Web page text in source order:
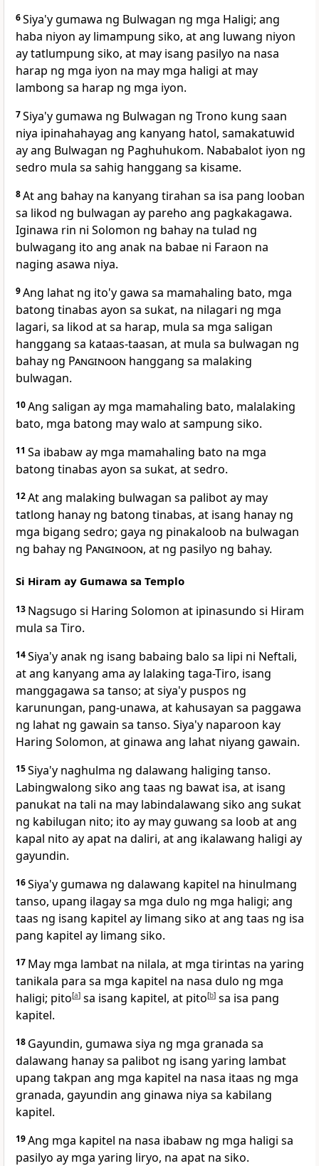
6Siya'y gumawa ng Bulwagan ng mga Haligi; ang
haba niyon ay limampung siko, at ang luwang niyon
ay tatlumpung siko, at may isang pasilyo na nasa
harap ng mga iyon na may mga haligi at may
lambong sa harap ng mga iyon.
7Siya'y gumawa ng Bulwagan ng Trono kung saan
niya ipinahahayag ang kanyang hatol, samakatuwid
ay ang Bulwagan ng Paghuhukom. Nababalot iyon ng
sedro mula sa sahig hanggang sa kisame.
8Atang bahay na kanyang tirahan sa isa pang looban
sa likod ng bulwagan ay pareho ang pagkakagawa.
Iginawa rin ni Solomon ng bahay na tulad ng
bulwagang ito ang anak na babae ni Faraon na
naging asawa niya.
9Ang lahat ng ito'y gawa sa mamahaling bato, mga
batong tinabas ayon sa sukat, na nilagari ng mga
lagari, sa likod at sa harap, mula sa mga saligan
hanggang sa kataas-taasan, at mula sa bulwagan ng
bahay ng Panginoon hanggang sa malaking
bulwagan.
10Ang saligan ay mga mamahaling bato, malalaking
bato, mga batong may walo at sampung siko.
11 Sa ibabaw ay mga mamahaling bato na mga
batong tinabas ayon sa sukat, at sedro.
12At ang malaking bulwagan sa palibot ay may
tatlong hanay ng batong tinabas, at isang hanay ng
mga bigang sedro; gaya ng pinakaloob na bulwagan
ng bahay ng Panginoon, at ng pasilyo ng bahay.
Si Hiram ay Gumawa sa Templo
13 Nagsugo si Haring Solomon at ipinasundo si Hiram
mula sa Tiro.
14Siya'y anak ng isang babaing balo sa lipi ni Neftali,
at ang kanyang ama ay lalaking taga-Tiro, isang
manggagawa sa tanso; at siya'y puspos ng
karunungan, pang-unawa, at kahusayan sa paggawa
ng lahat ng gawain sa tanso. Siya'y naparoon kay
Haring Solomon, at ginawa ang lahat niyang gawain.
15Siya'y naghulma ng dalawang haliging tanso.
Labingwalong siko ang taas ng bawat isa, at isang
panukat na tali na may labindalawang siko ang sukat
ng kabilugan nito; ito ay may guwang sa loob at ang
kapal nito ay apat na daliri, at ang ikalawang haligi ay
gayundin.
16Siya'y gumawa ng dalawang kapitel na hinulmang
tanso, upang ilagay sa mga dulo ng mga haligi; ang
taas ng isang kapitel ay limang siko at ang taas ng isa
pang kapitel ay limang siko.
17 May mga lambat na nilala, at mga tirintas na yaring
tanikala para sa mga kapitel na nasa dulo ng mga
haligi; pito[a] sa isang kapitel, at pito[b] sa isa pang
kapitel.
18 Gayundin, gumawa siya ng mga granada sa
dalawang hanay sa palibot ng isang yaring lambat
upang takpan ang mga kapitel na nasa itaas ng mga
granada, gayundin ang ginawa niya sa kabilang
kapitel.
19Ang mga kapitel na nasa ibabaw ng mga haligi sa
pasilyo ay mga yaring liryo, na apat na siko.